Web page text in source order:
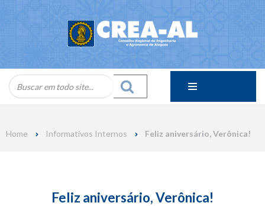
Home Informativos Internos Feliz aniversário, Verônica!
Feliz aniversário, Verônica!